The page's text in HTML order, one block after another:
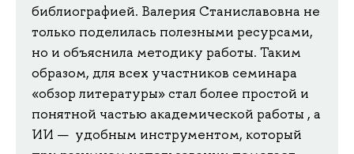
библиографией. Валерия Станиславовна не
только поделилась полезными ресурсами,
но и объяснила методику работы. Таким
образом, для всех участников семинара
«обзор литературы» стал более простой и
понятной частью академической работы , а
ИИ — удобным инструментом, который